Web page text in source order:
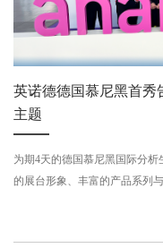
英诺德德国慕尼黑首秀
主题
为期4天的德国慕尼黑国际分
的展台形象、丰富的产品系列